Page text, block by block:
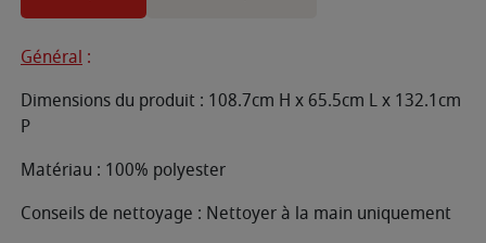
Général :
Dimensions du produit : 108.7cm H x 65.5cm L x 132.1cm
P
Matériau : 100% polyester
Conseils de nettoyage : Nettoyer à la main uniquement